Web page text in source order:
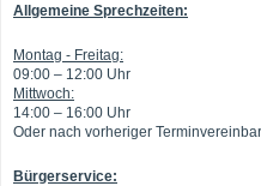
Allgemeine Sprechzeiten:
Montag - Freitag:
09:00 – 12:00 Uhr
Mittwoch:
14:00 – 16:00 Uhr
Oder nach vorheriger
Bürgerservice: